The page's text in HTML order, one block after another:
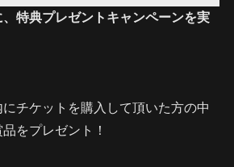
特典プレゼントキャンペーンを実
チケットを購入して頂いた方の中
をプレゼント！